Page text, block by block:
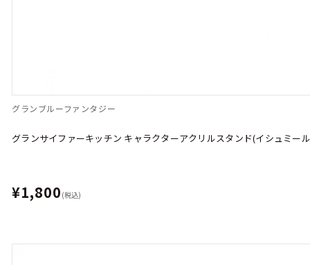
グランブルーファンタジー
グランサイファーキッチン キャラクターアクリルスタンド(イシュミー
¥1,800 (税込)